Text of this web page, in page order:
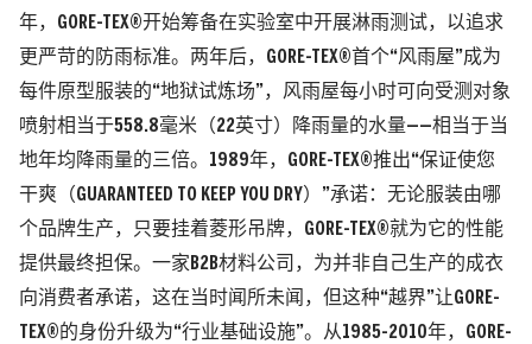
年，GORE-TEX®开始筹备在实验室中开展淋雨测试，以追求
更严苛的防雨标准。两年后，GORE-TEX®首个“风雨屋”成为
每件原型服装的“地狱试炼场”，风雨屋每小时可向受测对象
喷射相当于558.8毫米 （22英寸）
降雨量的水量——相当于当
地年均降雨量的三倍。1989年，GORE-TEX®推出“保证使您
干爽 （GUARANTEED TO KEEP YOU DRY） ”承诺：无论服装由哪
个品牌生产，只要挂着菱形吊牌，GORE-TEX®就为它的性能
提供最终担保。 一家B2B材料公司，为并非自己生产的成衣
向消费者承诺，这在当时闻所未闻，但这种“越界”让GORE-
TEX®的身份升级为“行业基础设施”。 从1985-2010年，GORE-